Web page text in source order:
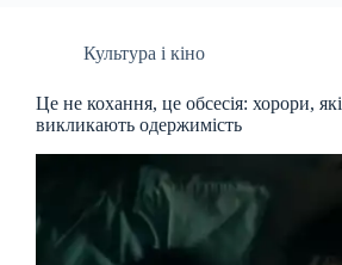
Культура і кіно
Це не кохання, це обсесія: хорори, які
викликають одержимість